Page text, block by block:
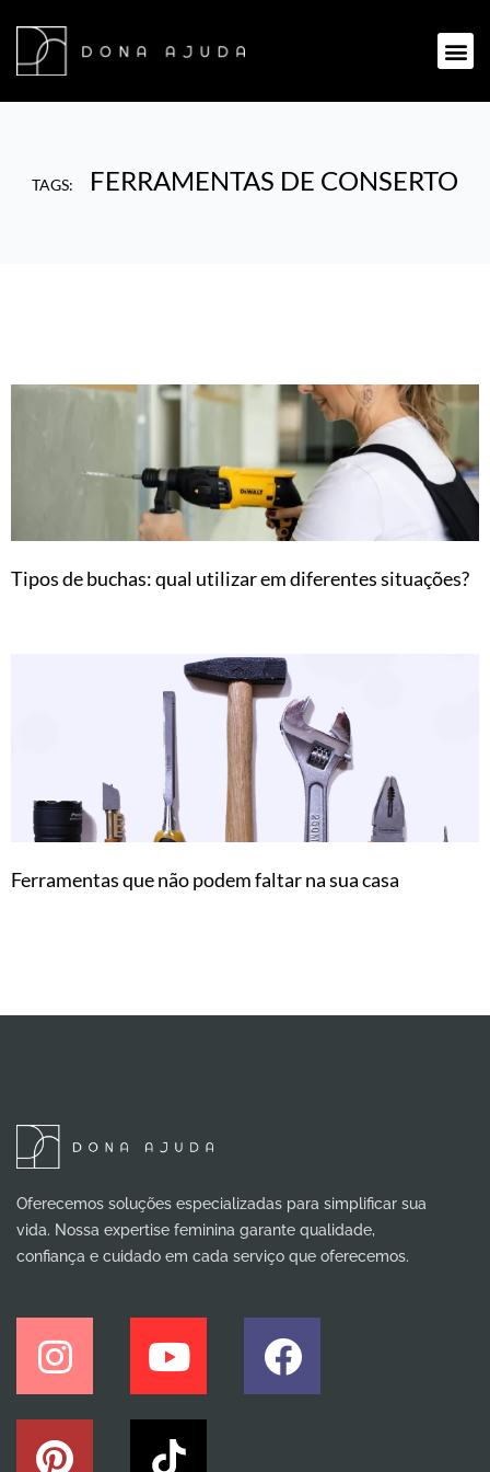
TAGS: FERRAMENTAS DE CONSERTO
Tipos de buchas: qual utilizar em diferentes situações?
Ferramentas que não podem faltar na sua casa
Oferecemos soluções especializadas para simplificar sua
vida. Nossa expertise feminina garante qualidade,
confiança e cuidado em cada serviço que oferecemos.